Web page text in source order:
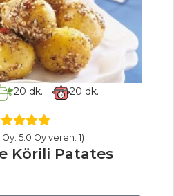
20 dk. 20 dk.
5.0 Oy veren: 1)
Körili Patates